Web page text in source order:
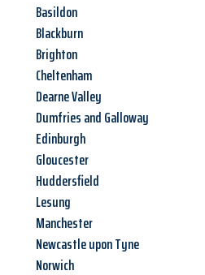
Basildon
Blackburn
Brighton
Cheltenham
Dearne Valley
Dumfries and Galloway
Edinburgh
Gloucester
Huddersfield
Lesung
Manchester
Newcastle upon Tyne
Norwich